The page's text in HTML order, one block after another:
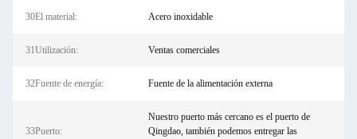
30El material: Acero inoxidable
31Utilización: Ventas comerciales
32Fuente de energía: Fuente de la alimentación externa
33Puerto:
Nuestro puerto más cercano es el puerto de
Qingdao, también podemos entregar las